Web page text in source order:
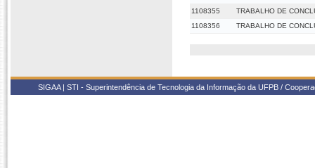
1108355
TRABALHO DE
1108356
TRABALHO DE
SIGAA | STI - Superintendência de Tecnologia da Informação da UFPB /